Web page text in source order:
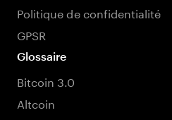
Politique de confidentialité
GPSR
Glossaire
Bitcoin 3.0
Altcoin